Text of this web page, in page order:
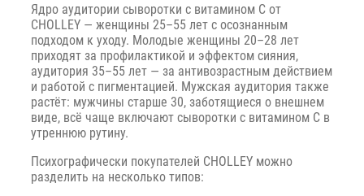
Ядро аудитории сыворотки с витамином C от
CHOLLEY — женщины 25–55 лет с осознанным
подходом к уходу. Молодые женщины 20–28 лет
приходят за профилактикой и эффектом сияния,
аудитория 35–55 лет — за антивозрастным действием
и работой с пигментацией. Мужская аудитория также
растёт: мужчины старше 30, заботящиеся о внешнем
виде, всё чаще включают сыворотки с витамином C в
утреннюю рутину.
Психографически покупателей CHOLLEY можно
разделить на несколько типов: